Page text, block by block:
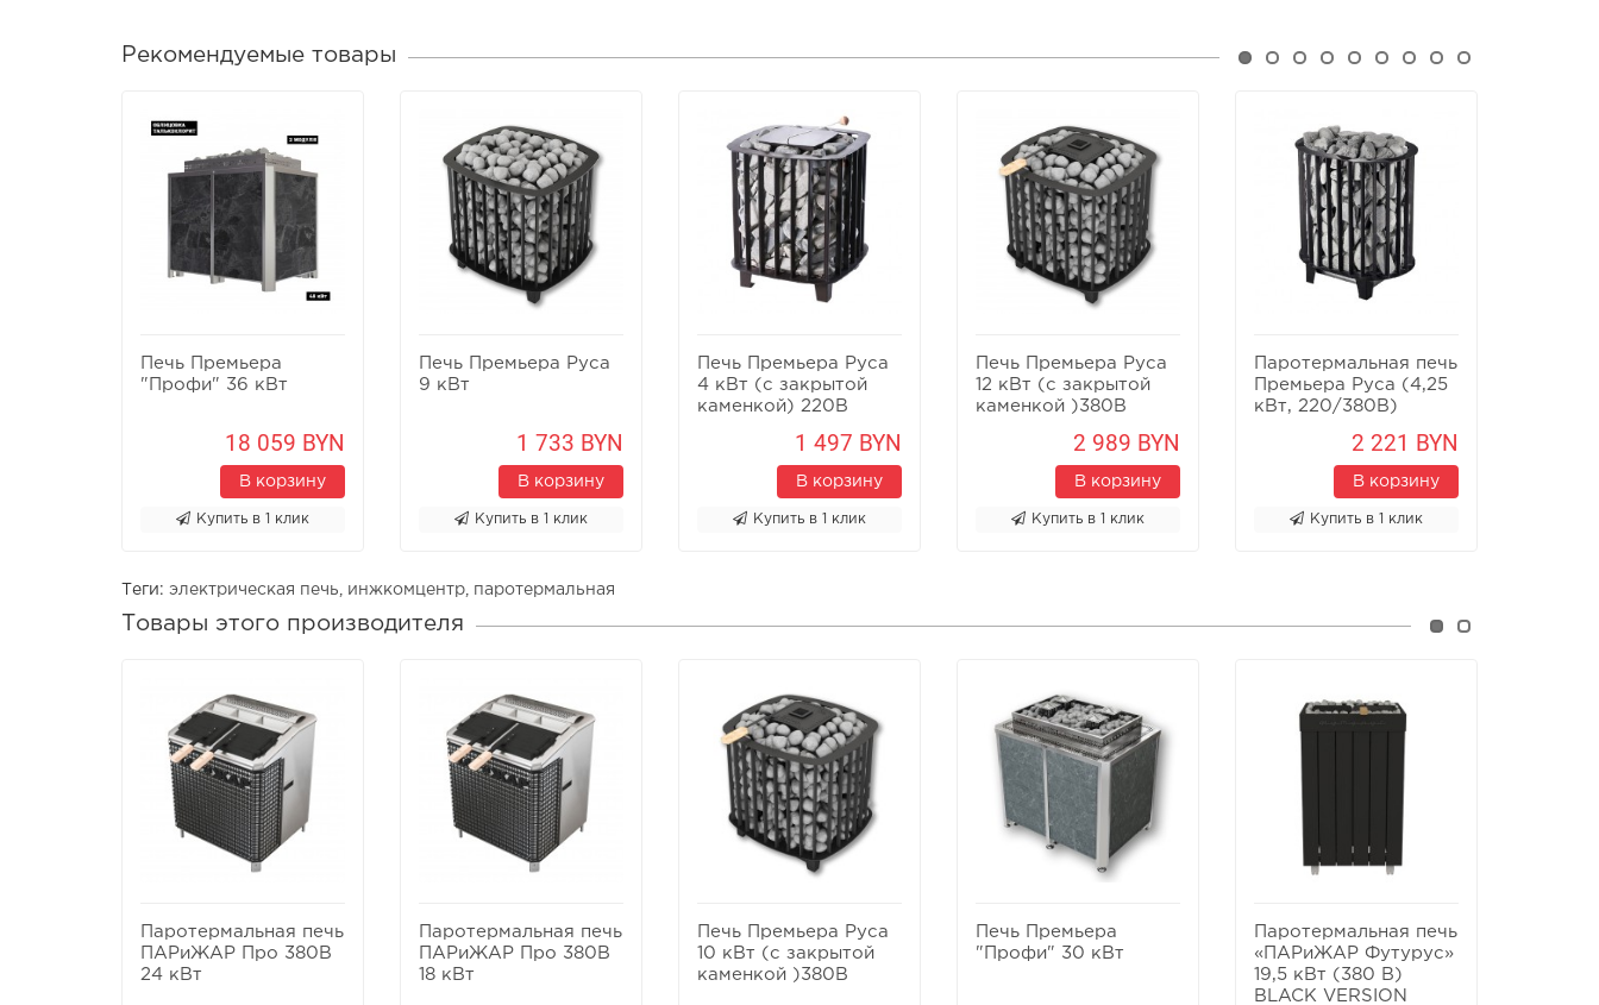
Рекомендуемые товары
Печь Премьера
"Профи" 36 кВт
18 059 BYN
В корзину
Купить в 1 клик
Печь Премьера Руса
9 кВт
1 733 BYN
В корзину
Купить в 1 клик
Печь Премьера Руса
4 кВт (с закрытой
каменкой) 220В
1 497 BYN
В корзину
Купить в 1 клик
Печь Премьера Руса
12 кВт (с закрытой
каменкой )380В
2 989 BYN
В корзину
Купить в 1 клик
Паротермальная печь
Премьера Руса (4,25
кВт, 220/380В)
2 221 BYN
В корзину
Купить в 1 клик
Теги: электрическая печь инжкомцентр паротермальная
Товары этого производителя
Паротермальная печь
ПАРиЖАР Про 380В
24 кВт
Паротермальная печь
ПАРиЖАР Про 380В
18 кВт
Печь Премьера Руса
10 кВт (с закрытой
каменкой )380В
Печь Премьера
"Профи" 30 кВт
Паротермальная печь
«ПАРиЖАР Футурус»
19,5 кВт (380 В)
BLACK VERSION